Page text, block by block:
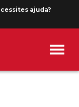
ajuda?